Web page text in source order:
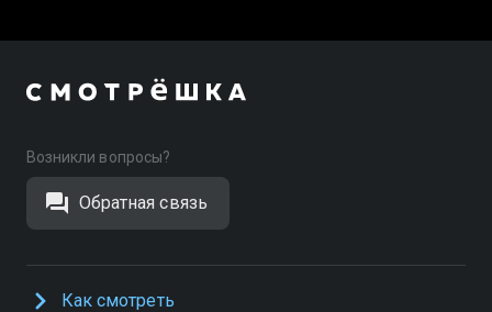
Возникли вопросы?
Обратная связь
Как смотреть